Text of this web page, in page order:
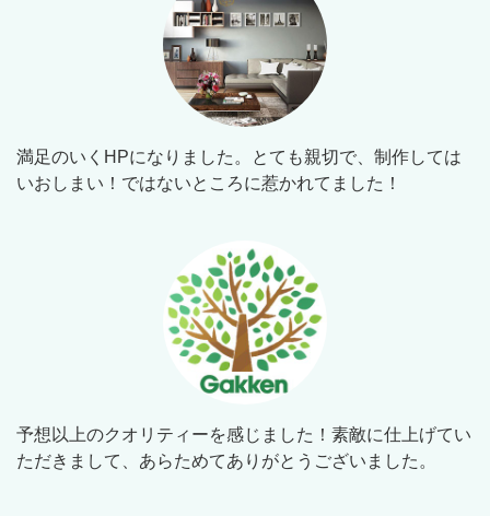
満足のいくHPになりました。とても親切で、制作しては
いおしまい！ではないところに惹かれてました！
予想以上のクオリティーを感じました！素敵に仕上げてい
ただきまして、あらためてありがとうございました。